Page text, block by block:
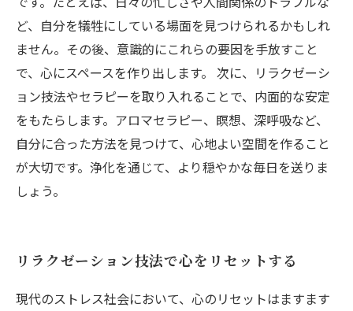
ど、自分を犠牲にしている場面を見つけられるかもしれ
ません。その後、意識的にこれらの要因を手放すこと
で、心にスペースを作り出します。 次に、リラクゼーシ
ョン技法やセラピーを取り入れることで、内面的な安定
をもたらします。アロマセラピー、瞑想、深呼吸など、
自分に合った方法を見つけて、心地よい空間を作ること
が大切です。浄化を通じて、より穏やかな毎日を送りま
しょう。
リラクゼーション技法で心をリセットする
現代のストレス社会において、心のリセットはますます